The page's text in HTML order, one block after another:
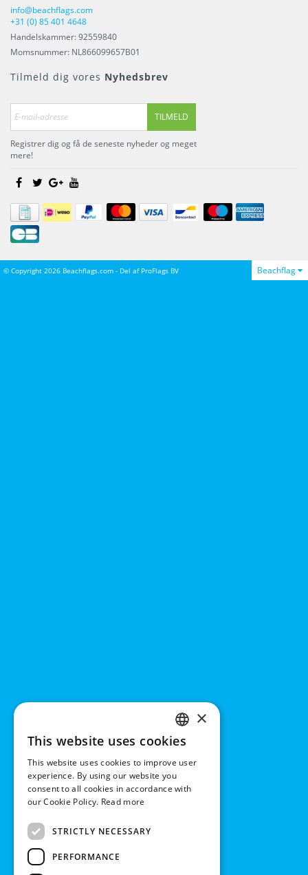
info@beachflags.com
+31 (0) 85 401 4648
Handelskammer: 92559840
Momsnummer: NL866099657B01
Tilmeld dig vores Nyhedsbrev
TILMELD
Registrer dig og få de seneste nyheder og meget
mere!
Beachflag
© Copyright 2026 Beachflags.com - Del af ProFlags BV
ENGLISH
DUTCH
GERMAN
×
This website uses cookies
This website uses cookies to improve user
experience. By using our website you
consent to all cookies in accordance with
our Cookie Policy. Read more
STRICTLY NECESSARY
PERFORMANCE